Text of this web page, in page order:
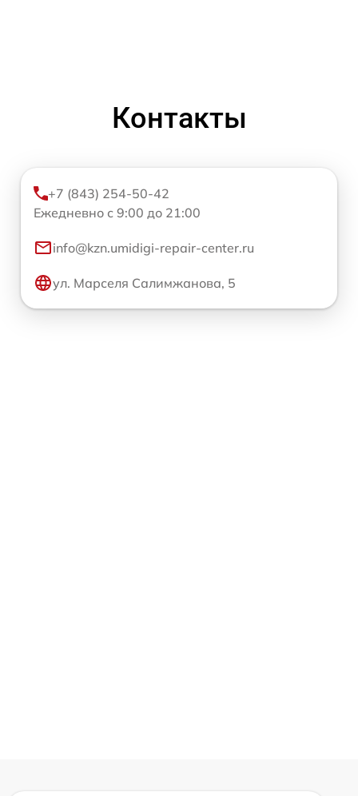
Контакты
+7 (843) 254-50-42
Ежедневно с 9:00 до 21:00
info@kzn.umidigi-repair-center.ru
ул. Марселя Салимжанова, 5